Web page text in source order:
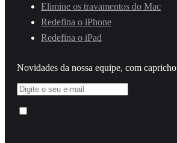
Elimine os travamentos do Mac
Redefina o iPhone
Redefina o iPad
Novidades da nossa equipe, com capricho